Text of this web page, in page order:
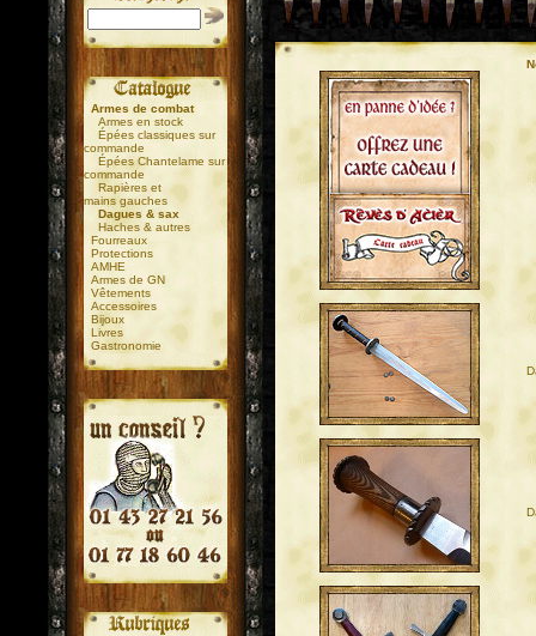
.
Armes de combat
Armes en stock
Épées classiques sur
commande
Épées Chantelame sur
commande
Rapières et
mains gauches
Dagues & sax
Haches & autres
Fourreaux
Protections
AMHE
Armes de GN
Vêtements
Accessoires
Bijoux
Livres
Gastronomie
.